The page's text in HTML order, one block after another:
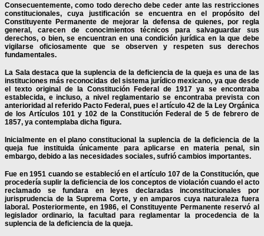
Consecuentemente, como todo derecho debe ceder ante las restricciones
constitucionales, cuya justificación se encuentra en el propósito del
Constituyente Permanente de mejorar la defensa de quienes, por regla
general, carecen de conocimientos técnicos para salvaguardar sus
derechos, o bien, se encuentran en una condición jurídica en la que debe
vigilarse oficiosamente que se observen y respeten sus derechos
fundamentales.
La Sala destaca que la suplencia de la deficiencia de la queja es una de las
instituciones más reconocidas del sistema jurídico mexicano, ya que desde
el texto original de la Constitución Federal de 1917 ya se encontraba
establecida, e incluso, a nivel reglamentario se encontraba prevista con
anterioridad al referido Pacto Federal, pues el artículo 42 de la Ley Orgánica
de los Artículos 101 y 102 de la Constitución Federal de 5 de febrero de
1857, ya contemplaba dicha figura.
Inicialmente en el plano constitucional la suplencia de la deficiencia de la
queja fue instituida únicamente para aplicarse en materia penal, sin
embargo, debido a las necesidades sociales, sufrió cambios importantes.
Fue en 1951 cuando se estableció en el artículo 107 de la Constitución, que
procedería suplir la deficiencia de los conceptos de violación cuando el acto
reclamado se fundara en leyes declaradas inconstitucionales por
jurisprudencia de la Suprema Corte, y en amparos cuya naturaleza fuera
laboral. Posteriormente, en 1986, el Constituyente Permanente reservó al
legislador ordinario, la facultad para reglamentar la procedencia de la
suplencia de la deficiencia de la queja.